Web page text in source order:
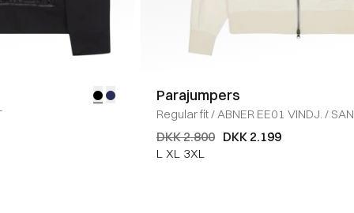
Parajumpers
Regular fit/ABNER EE01 VINDJ. /
DKK 2.800 DKK 2.199
L XL 3XL